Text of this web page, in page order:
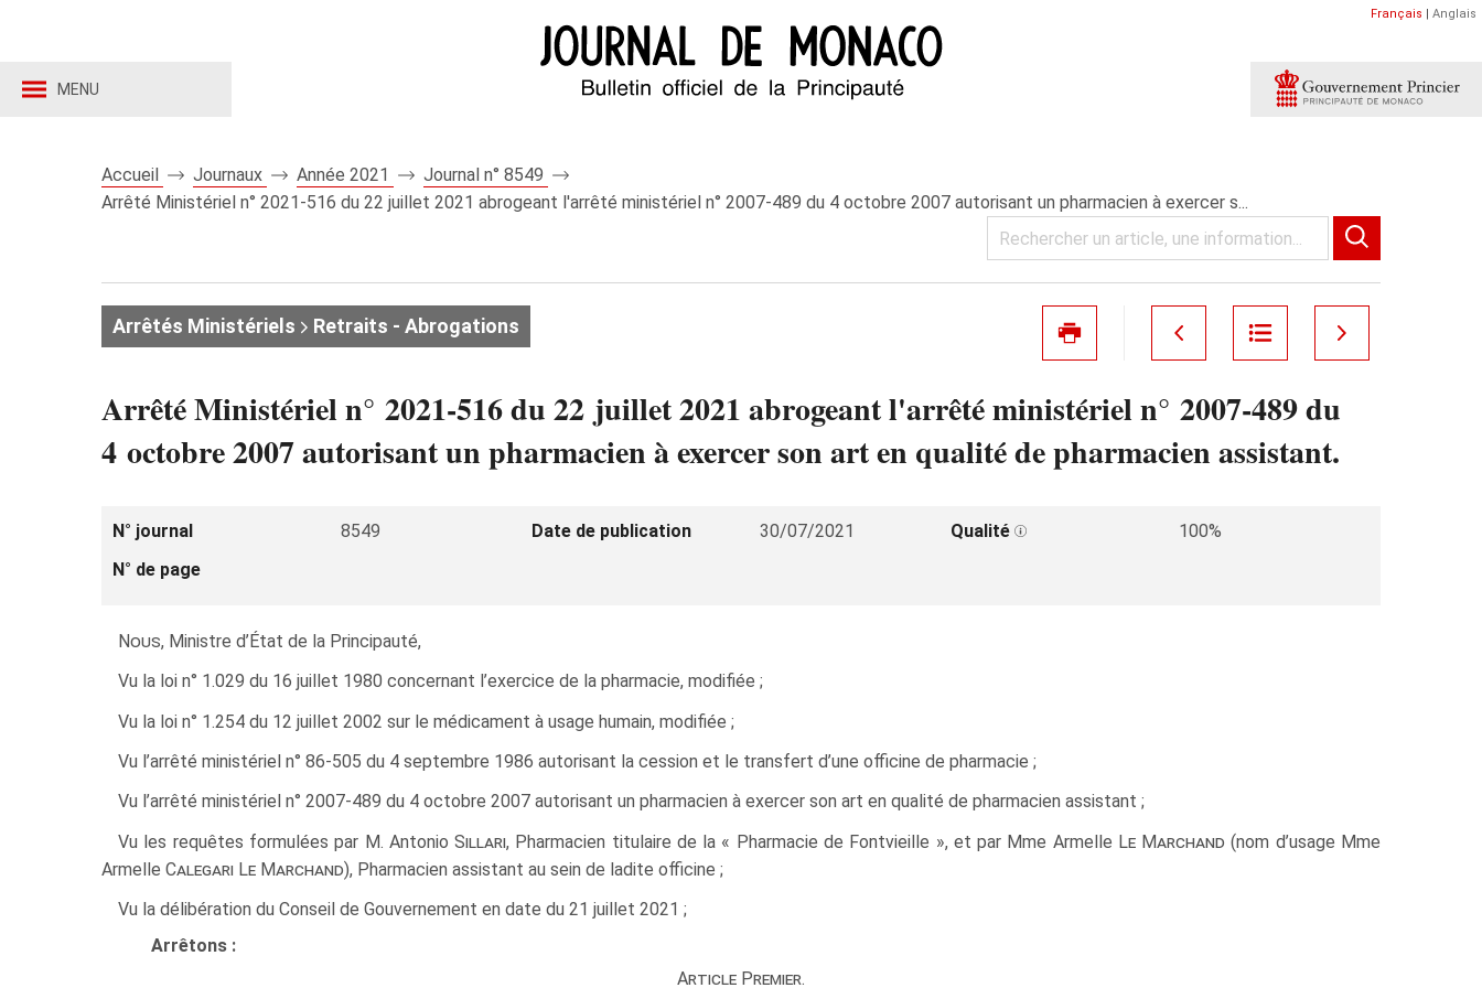
MENU
Français | Anglais
Accueil Journaux Année 2021
Journal n° 8549
Arrêté Ministériel n° 2021-516 du 22 juillet 2021 abrogeant l'arrêté ministériel n° 2007-489 du 4 octobre 2007 autorisant un pharmacien à exercer s...
Arrêtés Ministériels Retraits - Abrogations
Arrêté Ministériel n° 2021-516 du 22 juillet 2021 abrogeant l'arrêté ministériel n° 2007-489 du
4 octobre 2007 autorisant un pharmacien à exercer son art en qualité de pharmacien assistant.
N° journal 8549 Date de publication 30/07/2021 Qualité
100%
N° de page
Nous, Ministre d’État de la Principauté,
Vu la loi n° 1.029 du 16 juillet 1980 concernant l’exercice de la pharmacie, modifiée ;
Vu la loi n° 1.254 du 12 juillet 2002 sur le médicament à usage humain, modifiée ;
Vu l’arrêté ministériel n° 86-505 du 4 septembre 1986 autorisant la cession et le transfert d’une officine de pharmacie ;
Vu l’arrêté ministériel n° 2007-489 du 4 octobre 2007 autorisant un pharmacien à exercer son art en qualité de pharmacien assistant ;
Vu les requêtes formulées par M. AntonioSillari, Pharmacien titulaire de la « Pharmacie de Fontvieille », et par Mme Armelle Le Marchand (nom d’usage Mme
Armelle Calegari Le Marchand), Pharmacien assistant au sein de ladite officine ;
Vu la délibération du Conseil de Gouvernement en date du 21 juillet 2021 ;
Arrêtons :
Article Premier.